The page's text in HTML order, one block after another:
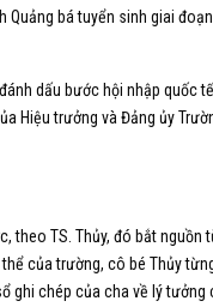
bá tuyển sinh giai
dấu bước hội nhập quốc
Hiệu trưởng và Đảng ủy
theo TS. Thủy, đó bắt
của trường, cô bé Thủy
ghi chép của cha về lý